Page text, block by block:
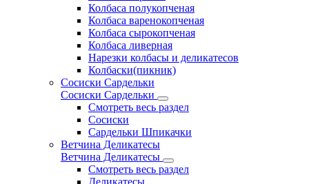
Колбаса полукопченая
Колбаса варенокопченая
Колбаса сырокопченая
Колбаса ливерная
Нарезки колбасы и деликатесов
Колбаски(пикник)
Сосиски Сардельки
Сосиски Сардельки
Смотреть весь раздел
Сосиски
Сардельки Шпикачки
Ветчина Деликатесы
Ветчина Деликатесы
Смотреть весь раздел
Деликатесы